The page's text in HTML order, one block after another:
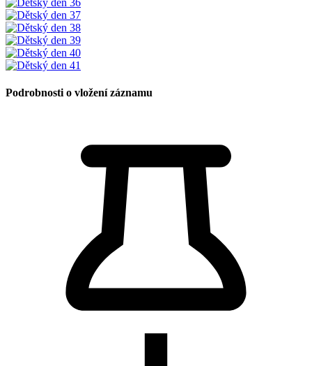
Podrobnosti o vložení záznamu